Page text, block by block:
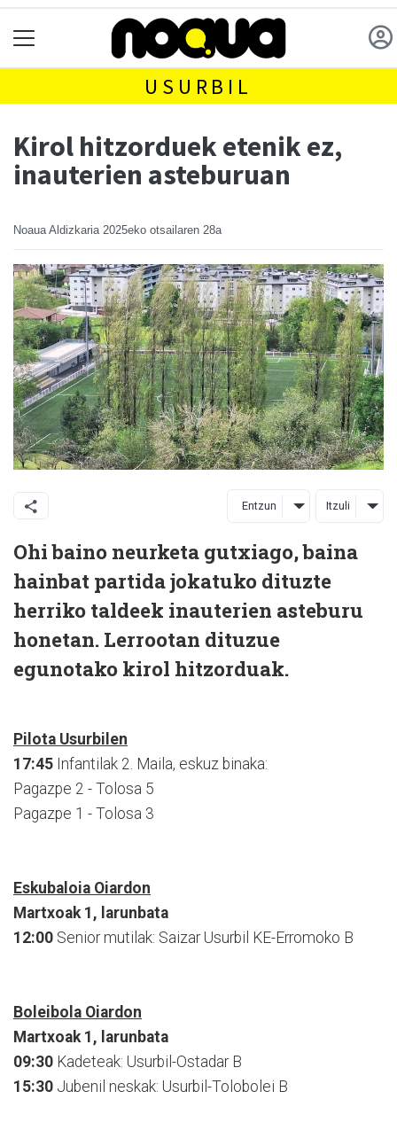
USURBIL
Kirol hitzorduek etenik ez,
inauterien asteburuan
Noaua Aldizkaria 2025eko otsailaren 28a
Entzun Itzuli
Ohi baino neurketa gutxiago, baina
hainbat partida jokatuko dituzte
herriko taldeek inauterien asteburu
honetan. Lerrootan dituzue
egunotako kirol hitzorduak.
Pilota Usurbilen
17:45 Infantilak 2. Maila, eskuz binaka:
Pagazpe 2 - Tolosa 5
Pagazpe 1 - Tolosa 3
Eskubaloia Oiardon
Martxoak 1, larunbata
12:00 Senior mutilak: Saizar Usurbil KE-Erromoko B
Boleibola Oiardon
Martxoak 1, larunbata
09:30 Kadeteak: Usurbil-Ostadar B
15:30 Jubenil neskak: Usurbil-Tolobolei B